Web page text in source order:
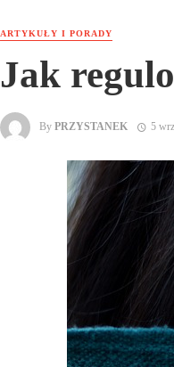
ARTYKUŁY I PORADY
Jak
By PRZYSTANEK 5